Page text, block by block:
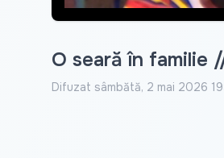
O seară în familie
Difuzat sâmbătă, 2 mai 2026